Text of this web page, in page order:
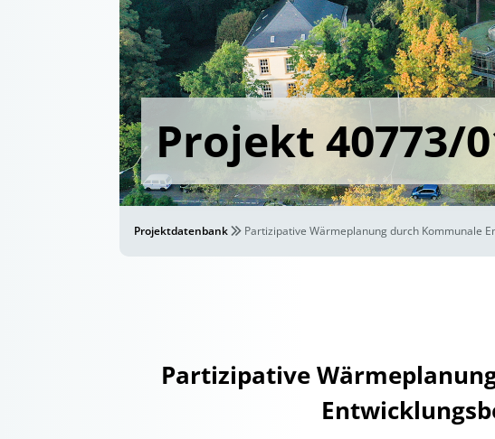
Projekt 40773/
Projektdatenbank Partizipative Wärmeplanung durch Kommunale
Partizipative